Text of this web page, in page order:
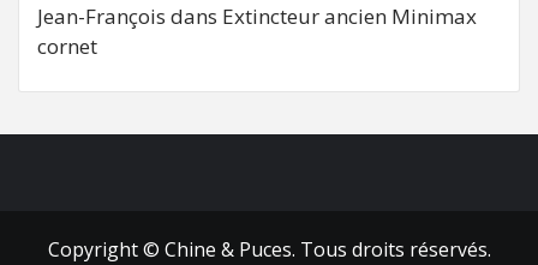
Jean-François dans Extincteur ancien Minimax
cornet
Copyright © Chine & Puces. Tous droits réservés.